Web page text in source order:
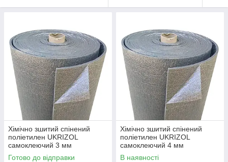
Хімічно зшитий спінений
поліетилен UKRIZOL
самоклеючий 3 мм
Готово до відправки
Хімічно зшитий спінений
поліетилен UKRIZOL
самоклеючий 4 мм
В наявності